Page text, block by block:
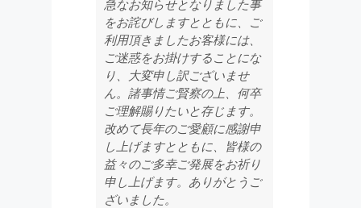
急なお知らせとなりました事
をお詫びしますとともに、ご
利用頂きましたお客様には、
ご迷惑をお掛けすることにな
り、大変申し訳ございませ
ん。諸事情ご賢察の上、何卒
ご理解賜りたいと存じます。
改めて長年のご愛顧に感謝申
し上げますとともに、皆様の
益々のご多幸ご発展をお祈り
申し上げます。ありがとうご
ざいました。